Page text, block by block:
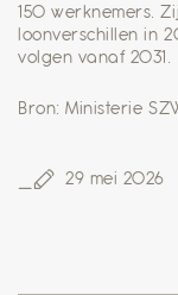
150 werknemers.
loonverschillen in
volgen vanaf 2031.
Bron: Ministerie
29 mei 2026